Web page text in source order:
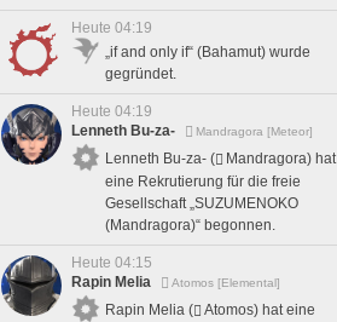
Heute 04:19
„if and only if“ (Bahamut) wurde
gegründet.
Heute 04:19
Lenneth Bu-za-
Mandragora [Meteor]
Lenneth Bu-za- (
Mandragora) hat
eine Rekrutierung für die freie
Gesellschaft „SUZUMENOKO
(Mandragora)“ begonnen.
Heute 04:15
Rapin Melia
Atomos [Elemental]
Rapin Melia (
Atomos) hat eine